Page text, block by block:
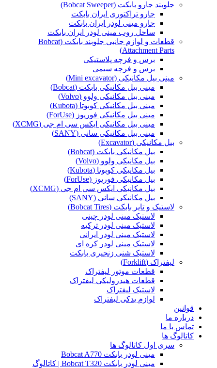
جلوبند جارو بابکت (Bobcat Sweeper)
جارو تراکتوری ایران بابکت
جارو مینی لودر ایران بابکت
ساحل روب مینی لودر ایران بابکت
قطعات و لوازم جانبی جلوبند بابکت (Bobcat
Attachment Parts)
برس و فرچه پلاستیکی
برس و فرچه سیمی
مینی بیل مکانیکی (Mini excavator)
مینی بیل مکانیکی بابکت (Bobcat)
مینی بیل مکانیکی ولوو (Volvo)
مینی بیل مکانیکی کوبوتا (Kubota)
مینی بیل مکانیکی فوریوز (ForUse)
مینی بیل مکانیکی ایکس سی ام جی (XCMG)
مینی بیل مکانیکی سانی (SANY)
بیل مکانیکی (Excavator)
بیل مکانیکی بابکت (Bobcat)
بیل مکانیکی ولوو (Volvo)
بیل مکانیکی کوبوتا (Kubota)
بیل مکانیکی فوریوز (ForUse)
بیل مکانیکی ایکس سی ام جی (XCMG)
بیل مکانیکی سانی (SANY)
لاستیک و تایر بابکت (Bobcat Tires)
لاستیک مینی لودر چینی
لاستیک مینی لودر ترکیه
لاستیک مینی لودر ایرانی
لاستیک مینی لودر کره ای
لاستیک شنی زنجیری بابکت
لیفتراک (Forklift)
قطعات موتور لیفتراک
قطعات هیدرولیکی لیفتراک
لاستیک لیفتراک
لوازم یدکی لیفتراک
قوانین
درباره ما
تماس با ما
کاتالوگ ها
سری اول کاتالوگ ها
مینی لودر بابکت Bobcat A770
مینی لودر بابکت Bobcat T320 | کاتالوگ